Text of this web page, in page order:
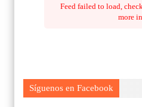
Feed failed to load,
more
Síguenos en Facebook